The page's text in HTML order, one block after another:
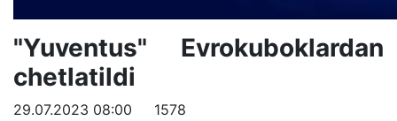
"Yuventus" Evrokuboklardan
chetlatildi
29.07.2023 08:00 1578